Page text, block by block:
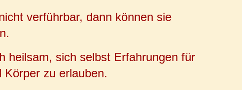
verführbar, dann können sie
heilsam, sich selbst Erfahrungen für
zu erlauben.